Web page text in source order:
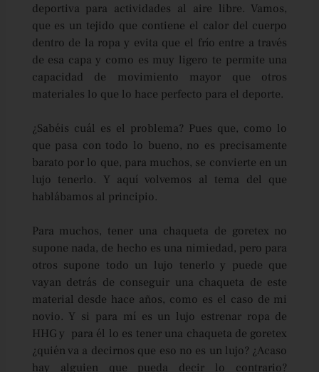
deportiva para actividades al aire libre. Vamos,
que es un tejido que contiene el calor del cuerpo
dentro de la ropa y evita que el frío entre a través
de esa capa y como es muy ligero te permite una
capacidad de movimiento mayor que otros
materiales lo que lo hace perfecto para el deporte.
¿Sabéis cuál es el problema? Pues que, como lo
que pasa con todo lo bueno, no es precisamente
barato por lo que, para muchos, se convierte en un
lujo tenerlo. Y aquí volvemos al tema del que
hablábamos al principio.
Para muchos, tener una chaqueta de goretex no
supone nada, de hecho es una nimiedad, pero para
otros supone todo un lujo tenerlo y puede que
vayan detrás de conseguir una chaqueta de este
material desde hace años, como es el caso de mi
novio. Y si para mí es un lujo estrenar ropa de
HHG y para él lo es tener una chaqueta de goretex
¿quién va a decirnos que eso no es un lujo? ¿Acaso
hay alguien que pueda decir lo contrario?